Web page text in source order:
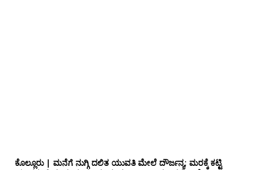
ಕೊಲ್ಲೂರು | ಮನೆಗೆ ನುಗ್ಗಿ ದಲಿತ ಯುವತಿ ಮೇಲೆ ದೌರ್ಜನ್ಯ; ಮರಕ್ಕೆ ಕಟ್ಟಿ